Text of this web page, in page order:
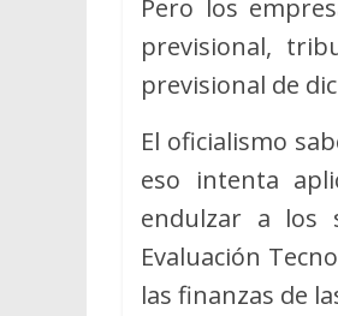
Pero los
previsional,
previsional de
El oficialismo
eso intenta
endulzar a los
Evaluación
las finanzas de